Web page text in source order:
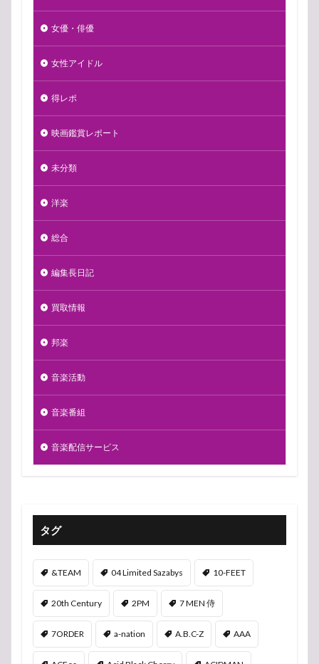
女優・俳優
女性アイドル
得レポ
映画鑑賞レポート
未分類
洋楽
総合
編集長日記
買取情報
邦楽
音楽活動
音楽番組
音楽配信サービス
タグ
&TEAM 04 Limited Sazabys 10-FEET
20th Century 2PM 7 MEN 侍
7ORDER a-nation A.B.C-Z AAA